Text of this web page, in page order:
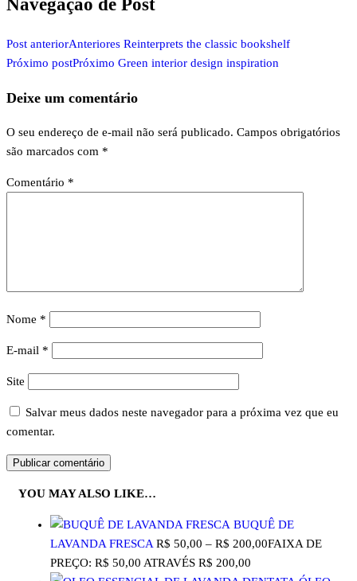
Navegação de Post
Post anteriorAnteriores Reinterprets the classic bookshelf
Próximo postPróximo Green interior design inspiration
Deixe um comentário
O seu endereço de e-mail não será publicado. Campos obrigatórios
são marcados com *
Comentário *
Nome *
E-mail *
Site
Salvar meus dados neste navegador para a próxima vez que eu
comentar.
YOU MAY ALSO LIKE…
BUQUÊ DE
LAVANDA FRESCA R$ 50,00 – R$ 200,00FAIXA DE
PREÇO: R$ 50,00 ATRAVÉS R$ 200,00